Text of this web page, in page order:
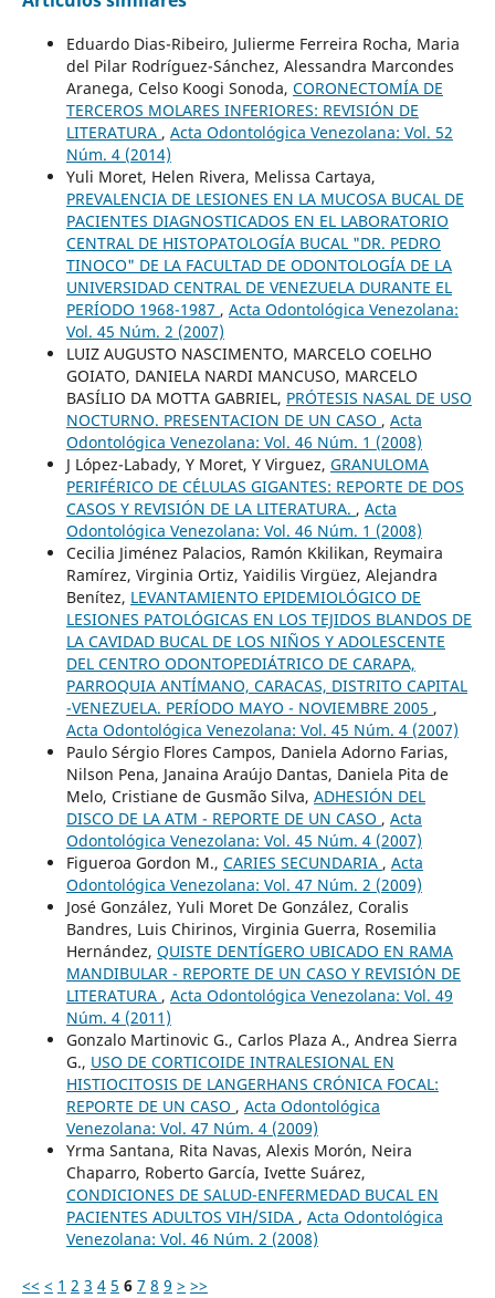
Eduardo Dias-Ribeiro, Julierme Ferreira Rocha, Maria
del Pilar Rodríguez-Sánchez, Alessandra Marcondes
Aranega, Celso Koogi Sonoda, CORONECTOMÍA DE
TERCEROS MOLARES INFERIORES: REVISIÓN DE
LITERATURA , Acta Odontológica Venezolana: Vol. 52
Núm. 4 (2014)
Yuli Moret, Helen Rivera, Melissa Cartaya,
PREVALENCIA DE LESIONES EN LA MUCOSA BUCAL DE
PACIENTES DIAGNOSTICADOS EN EL LABORATORIO
CENTRAL DE HISTOPATOLOGÍA BUCAL "DR. PEDRO
TINOCO" DE LA FACULTAD DE ODONTOLOGÍA DE LA
UNIVERSIDAD CENTRAL DE VENEZUELA DURANTE EL
PERÍODO 1968-1987 , Acta Odontológica Venezolana:
Vol. 45 Núm. 2 (2007)
LUIZ AUGUSTO NASCIMENTO, MARCELO COELHO
GOIATO, DANIELA NARDI MANCUSO, MARCELO
BASÍLIO DA MOTTA GABRIEL, PRÓTESIS NASAL DE USO
NOCTURNO. PRESENTACION DE UN CASO , Acta
Odontológica Venezolana: Vol. 46 Núm. 1 (2008)
J López-Labady, Y Moret, Y Virguez, GRANULOMA
PERIFÉRICO DE CÉLULAS GIGANTES: REPORTE DE DOS
CASOS Y REVISIÓN DE LA LITERATURA. , Acta
Odontológica Venezolana: Vol. 46 Núm. 1 (2008)
Cecilia Jiménez Palacios, Ramón Kkilikan, Reymaira
Ramírez, Virginia Ortiz, Yaidilis Virgüez, Alejandra
Benítez, LEVANTAMIENTO EPIDEMIOLÓGICO DE
LESIONES PATOLÓGICAS EN LOS TEJIDOS BLANDOS DE
LA CAVIDAD BUCAL DE LOS NIÑOS Y ADOLESCENTE
DEL CENTRO ODONTOPEDIÁTRICO DE CARAPA,
PARROQUIA ANTÍMANO, CARACAS, DISTRITO CAPITAL
-VENEZUELA. PERÍODO MAYO - NOVIEMBRE 2005 ,
Acta Odontológica Venezolana: Vol. 45 Núm. 4 (2007)
Paulo Sérgio Flores Campos, Daniela Adorno Farias,
Nilson Pena, Janaina Araújo Dantas, Daniela Pita de
Melo, Cristiane de Gusmão Silva, ADHESIÓN DEL
DISCO DE LA ATM - REPORTE DE UN CASO , Acta
Odontológica Venezolana: Vol. 45 Núm. 4 (2007)
Figueroa Gordon M., CARIES SECUNDARIA , Acta
Odontológica Venezolana: Vol. 47 Núm. 2 (2009)
José González, Yuli Moret De González, Coralis
Bandres, Luis Chirinos, Virginia Guerra, Rosemilia
Hernández, QUISTE DENTÍGERO UBICADO EN RAMA
MANDIBULAR - REPORTE DE UN CASO Y REVISIÓN DE
LITERATURA , Acta Odontológica Venezolana: Vol. 49
Núm. 4 (2011)
Gonzalo Martinovic G., Carlos Plaza A., Andrea Sierra
G., USO DE CORTICOIDE INTRALESIONAL EN
HISTIOCITOSIS DE LANGERHANS CRÓNICA FOCAL:
REPORTE DE UN CASO , Acta Odontológica
Venezolana: Vol. 47 Núm. 4 (2009)
Yrma Santana, Rita Navas, Alexis Morón, Neira
Chaparro, Roberto García, Ivette Suárez,
CONDICIONES DE SALUD-ENFERMEDAD BUCAL EN
PACIENTES ADULTOS VIH/SIDA , Acta Odontológica
Venezolana: Vol. 46 Núm. 2 (2008)
<< < 1 2 3 4 5 6 7 8 9 > >>